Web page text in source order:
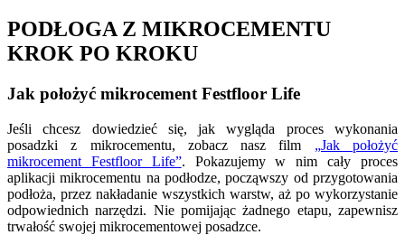
PODŁOGA Z MIKROCEMENTU
KROK PO KROKU
Jak położyć mikrocement Festfloor Life
Jeśli chcesz dowiedzieć się, jak wygląda proces wykonania
posadzki z mikrocementu, zobacz nasz film „Jak położyć
mikrocement Festfloor Life”. Pokazujemy w nim cały proces
aplikacji mikrocementu na podłodze, począwszy od przygotowania
podłoża, przez nakładanie wszystkich warstw, aż po wykorzystanie
odpowiednich narzędzi. Nie pomijając żadnego etapu, zapewnisz
trwałość swojej mikrocementowej posadzce.